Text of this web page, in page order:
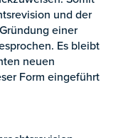
und der
einer
Es bleibt
neuen
Form eingeführt